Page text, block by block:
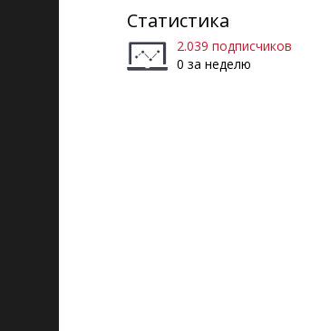
Статистика
2.039 подписчиков
0 за неделю